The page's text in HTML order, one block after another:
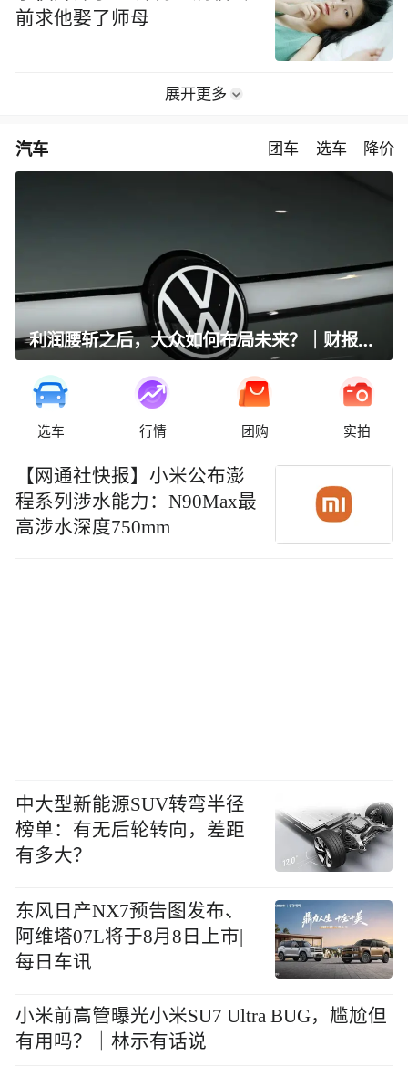
前求他娶了师母
展开更多
汽车 团车 选车 降价
利润腰斩之后，大众如何布局未来？｜财报全视角
选车 行情 团购 实拍
【网通社快报】小米公布澎
程系列涉水能力：N90Max最
高涉水深度750mm
中大型新能源SUV转弯半径
榜单：有无后轮转向，差距
有多大？
东风日产NX7预告图发布、
阿维塔07L将于8月8日上市|
每日车讯
小米前高管曝光小米SU7 Ultra BUG，尴尬但
有用吗？｜林示有话说